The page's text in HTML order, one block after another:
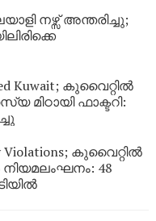
നഴ്സ് അന്തരിച്ചു;
Kuwait; കുവൈറ്റിൽ
മിഠായി ഫാക്ടറി:
Violations; കുവൈറ്റിൽ
48